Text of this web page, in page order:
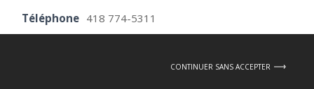
CONTINUER SANS ACCEPTER
Téléphone 418 774-5311